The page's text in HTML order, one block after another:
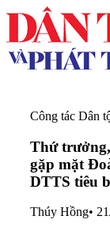
Công tác Dân
Thứ
gặp mặt
DTTS tiêu
Thúy Hồng•